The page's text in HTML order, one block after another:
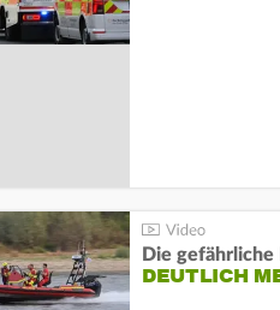
Die
DEUTLICH